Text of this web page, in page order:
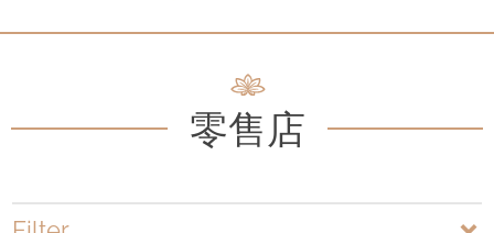
零售店
LOTOS 150周年纪念系列
One-of-One至臻唯一系列
LOTOS 零售店